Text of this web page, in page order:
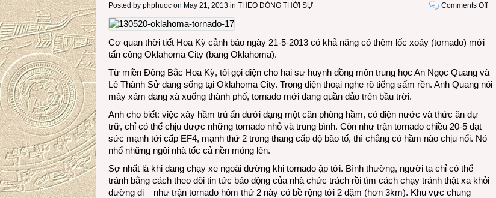
Posted by phphuoc on May 21, 2013 in THEO DÒNG THỜI SỰ Comments Offon
trận
với
Cơ quan thời tiết Hoa Kỳ cảnh báo ngày 21-5-2013 có khả năng có thêm lốc xoáy (tornado) mới
tấn công Oklahoma City (bang Oklahoma).
Từ miền Đông Bắc Hoa Kỳ, tôi gọi điện cho hai sư huynh đồng môn trung học An Ngọc Quang và
Lê Thành Sử đang sống tại Oklahoma City. Trong điện thoại nghe rõ tiếng sấm rền. Anh Quang nói
mây xám đang xà xuống thành phố, tornado mới đang quần đảo trên bầu trời.
Anh cho biết: việc xây hầm trú ẩn dưới dạng một căn phòng hầm, có điện nước và thức ăn dự
trữ, chỉ có thể chịu được những tornado nhỏ và trung bình. Còn như trận tornado chiều 20-5 đạt
sức mạnh tới cấp EF4, mạnh thứ 2 trong thang cấp độ bão tố, thì chẳng có hầm nào chịu nổi. Nó
nhổ những ngôi nhà tốc cả nền móng lên.
Sợ nhất là khi đang chạy xe ngoài đường khi tornado ập tới. Bình thường, người ta chỉ có thể
tránh bằng cách theo dõi tin tức báo động của nhà chức trách rồi tìm cách chạy tránh thật xa khỏi
đường đi – như trận tornado hôm thứ 2 này có bề rộng tới 2 dặm (hơn 3km). Khu vực chung